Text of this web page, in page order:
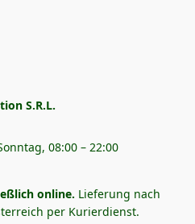
S.R.L.
08:00 – 22:00
online. Lieferung nach
per Kurierdienst.